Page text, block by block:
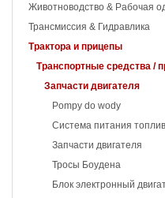
Животноводство & Рабочая
Трансмиссия & Гидравлика
Трактора и прицепы
Транспортные средства /
Запчасти двигателя
Pompy do wody
Система питания
Запчасти двигателя
Тросы Боудена
Блок электронный